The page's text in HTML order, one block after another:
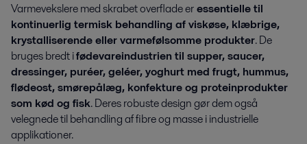
Varmevekslere med skrabet overflade eressentielle til
kontinuerlig termisk behandling af viskøse, klæbrige,
krystalliserende eller varmefølsomme produkter. De
bruges bredt ifødevareindustrien til supper, saucer,
dressinger, puréer, geléer, yoghurt med frugt, hummus,
flødeost, smørepålæg, konfekture og proteinprodukter
som kød og fisk. Deres robuste design gør dem også
velegnede til behandling af fibre og masse i industrielle
applikationer.